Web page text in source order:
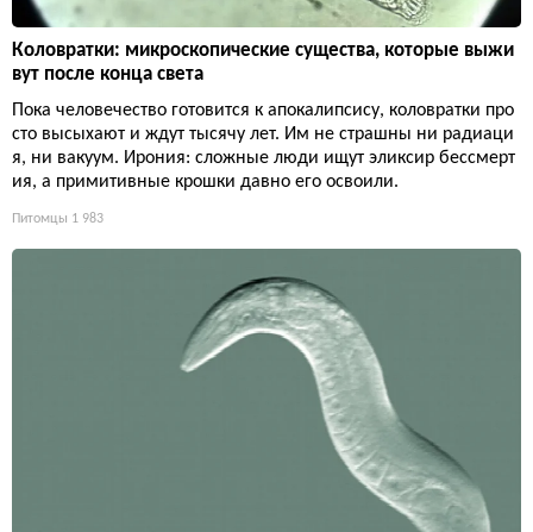
Коловратки: микроскопические существа, которые выжи
вут после конца света
Пока человечество готовится к апокалипсису, коловратки про
сто высыхают и ждут тысячу лет. Им не страшны ни радиаци
я, ни вакуум. Ирония: сложные люди ищут эликсир бессмерт
ия, а примитивные крошки давно его освоили.
Питомцы 1 983